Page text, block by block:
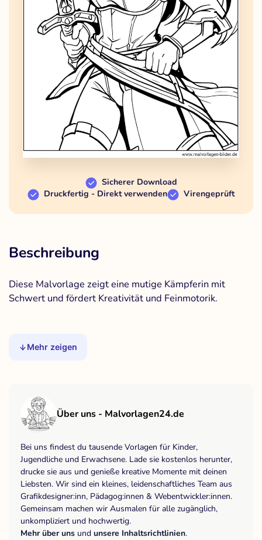
Sicherer Download
Druckfertig - Direkt verwenden
Virengeprüft
Beschreibung
Diese Malvorlage zeigt eine mutige Kämpferin mit
Schwert und fördert Kreativität und Feinmotorik.
Mehr zeigen
Über uns - Malvorlagen24.de
Bei uns findest du tausende Vorlagen für Kinder,
Jugendliche und Erwachsene. Lade sie kostenlos herunter,
drucke sie aus und genieße kreative Momente mit deinen
Liebsten. Wir sind ein kleines, leidenschaftliches Team aus
Grafikdesigner:inn, Pädagog:innen & Webentwickler:innen.
Gemeinsam machen wir Ausmalen für alle zugänglich,
unkompliziert und hochwertig.
Mehr über uns und unsere Inhaltsrichtlinien.